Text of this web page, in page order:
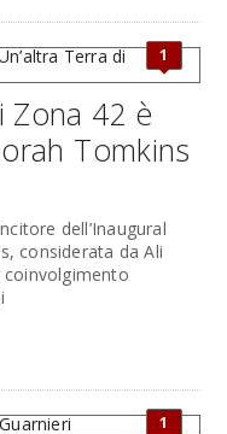
1
Zona 42 è
Tomkins
dell’Inaugural
considerata da Ali
coinvolgimento
1